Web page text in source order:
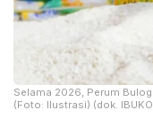
Selama 2026, Perum
(Foto: Ilustrasi) (dok.